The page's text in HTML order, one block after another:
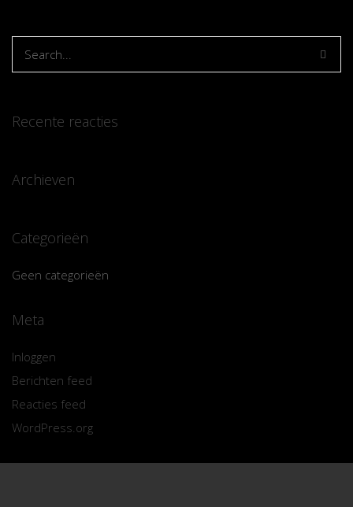
Recente reacties
Archieven
Categorieën
Geen categorieën
Meta
Inloggen
Berichten feed
Reacties feed
WordPress.org